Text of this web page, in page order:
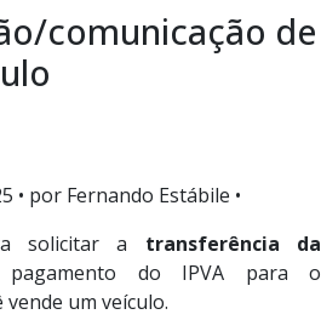
comunicação de
• por Fernando Estábile •
solicitar a transferência da
do IPVA para o
um veículo.